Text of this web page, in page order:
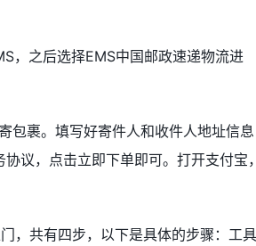
，之后选择EMS中国邮政速递物流进
裹。填写好寄件人和收件人地址信息
议，点击立即下单即可。打开支付宝，
，共有四步，以下是具体的步骤：工